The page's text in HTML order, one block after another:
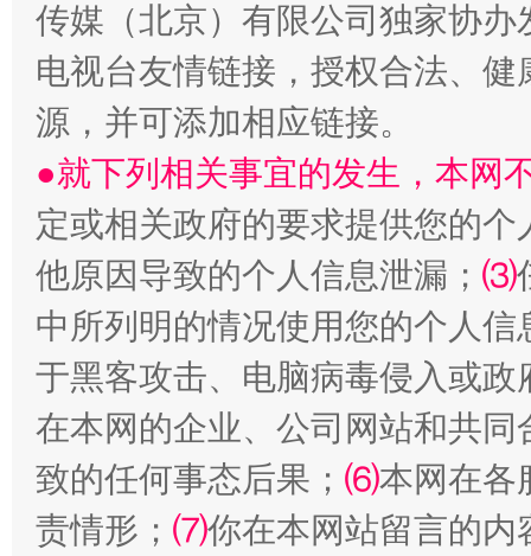
阿坝州三大球赛在茂县开幕 规模
国家大学科技园优化重塑工作
传媒（北京）有限公司独家协
电视台友情链接，授权合法、
源，并可添加相应链接。
●就下列相关事宜的发生，本网
定或相关政府的要求提供您的个
他原因导致的个人信息泄漏； ⑶
中所列明的情况使用您的个人
于黑客攻击、电脑病毒侵入或
在本网的企业、公司网站和共
致的任何事态后果； ⑹本网在各
责情形； ⑺你在本网站留言的内